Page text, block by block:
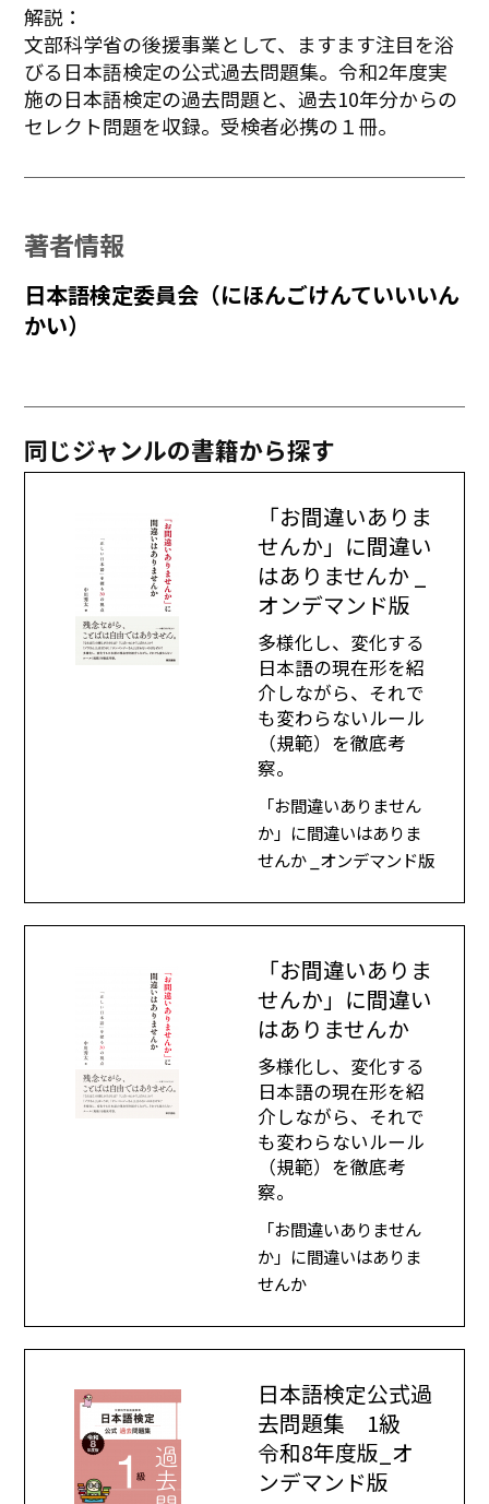
解説：
文部科学省の後援事業として、ますます注目を浴
びる日本語検定の公式過去問題集。令和2年度実
施の日本語検定の過去問題と、過去10年分からの
セレクト問題を収録。受検者必携の１冊。
著者情報
日本語検定委員会（にほんごけんていいいん
かい）
同じジャンルの書籍から探す
「お間違いありま
せんか」に間違い
はありませんか _
オンデマンド版
多様化し、変化する
日本語の現在形を紹
介しながら、それで
も変わらないルール
（規範）を徹底考
察。
「お間違いありません
か」に間違いはありま
せんか _オンデマンド版
「お間違いありま
せんか」に間違い
はありませんか
多様化し、変化する
日本語の現在形を紹
介しながら、それで
も変わらないルール
（規範）を徹底考
察。
「お間違いありません
か」に間違いはありま
せんか
日本語検定公式過
去問題集 1級
令和8年度版_オ
ンデマンド版